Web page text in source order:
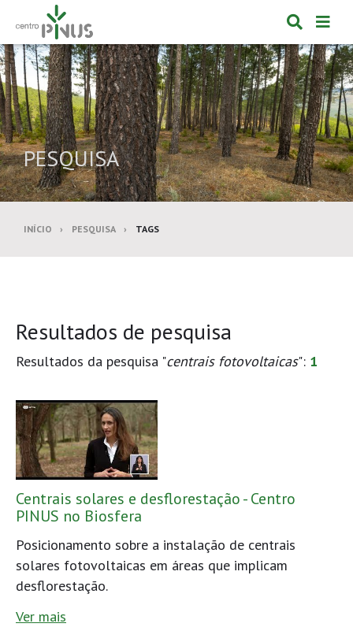
Alternar
de
de
PESQUISA
INÍCIO PESQUISA TAGS
Resultados de pesquisa
Resultados da pesquisa "centrais fotovoltaicas": 1
Centrais solares e desflorestação - Centro
PINUS no Biosfera
Posicionamento sobre a instalação de centrais
solares fotovoltaicas em áreas que implicam
desflorestação.
Ver mais